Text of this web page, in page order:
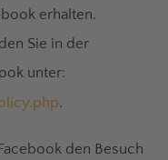
erhalten.
Sie in der
unter:
.
den Besuch